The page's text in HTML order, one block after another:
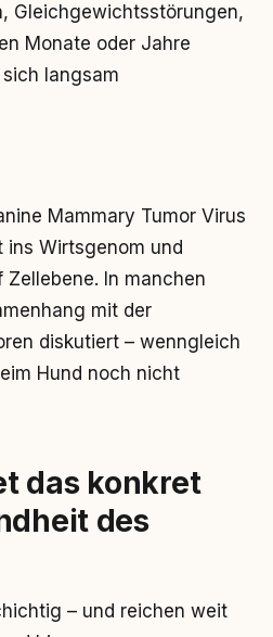
Gleichgewichtsstörungen,
Monate oder Jahre
langsam
Mammary Tumor Virus
Wirtsgenom und
In manchen
mit der
diskutiert – wenngleich
Hund noch nicht
das konkret
des
– und reichen weit